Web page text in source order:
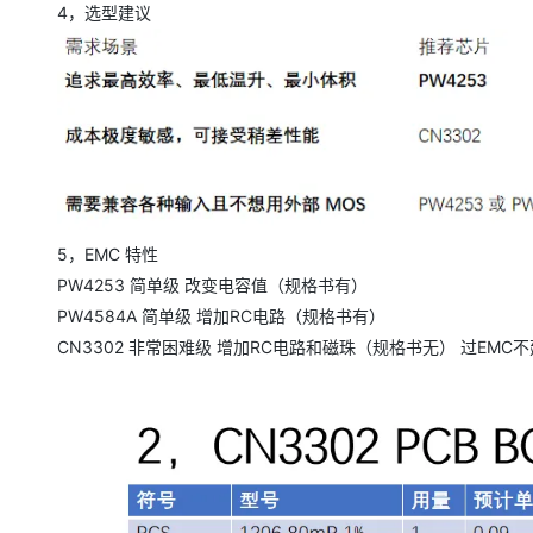
4，选型建议
5，EMC 特性
PW4253 简单级 改变电容值（规格书有）
PW4584A 简单级 增加RC电路（规格书有）
CN3302 非常困难级 增加RC电路和磁珠（规格书无） 过EMC